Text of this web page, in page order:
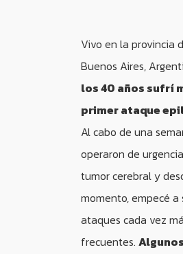
Vivo en la provincia
Buenos Aires,
los 40 años sufrí
primer ataque
Al cabo de una
operaron de
tumor cerebral y
momento, empecé
ataques cada vez
frecuentes.